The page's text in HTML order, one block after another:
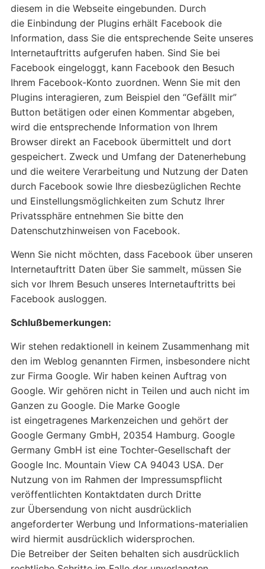
diesem in die Webseite eingebunden. Durch
die Einbindung der Plugins erhält Facebook die
Information, dass Sie die entsprechende Seite unseres
Internetauftritts aufgerufen haben. Sind Sie bei
Facebook eingeloggt, kann Facebook den Besuch
Ihrem Facebook-Konto zuordnen. Wenn Sie mit den
Plugins interagieren, zum Beispiel den “Gefällt mir”
Button betätigen oder einen Kommentar abgeben,
wird die entsprechende Information von Ihrem
Browser direkt an Facebook übermittelt und dort
gespeichert. Zweck und Umfang der Datenerhebung
und die weitere Verarbeitung und Nutzung der Daten
durch Facebook sowie Ihre diesbezüglichen Rechte
und Einstellungsmöglichkeiten zum Schutz Ihrer
Privatssphäre entnehmen Sie bitte den
Datenschutzhinweisen von Facebook.
Wenn Sie nicht möchten, dass Facebook über unseren
Internetauftritt Daten über Sie sammelt, müssen Sie
sich vor Ihrem Besuch unseres Internetauftritts bei
Facebook ausloggen.
Schlußbemerkungen:
Wir stehen redaktionell in keinem Zusammenhang mit
den im Weblog genannten Firmen, insbesondere nicht
zur Firma Google. Wir haben keinen Auftrag von
Google. Wir gehören nicht in Teilen und auch nicht im
Ganzen zu Google. Die Marke Google
ist eingetragenes Markenzeichen und gehört der
Google Germany GmbH, 20354 Hamburg. Google
Germany GmbH ist eine Tochter-Gesellschaft der
Google Inc. Mountain View CA 94043 USA. Der
Nutzung von im Rahmen der Impressumspflicht
veröffentlichten Kontaktdaten durch Dritte
zur Übersendung von nicht ausdrücklich
angeforderter Werbung und Informations-materialien
wird hiermit ausdrücklich widersprochen.
Die Betreiber der Seiten behalten sich ausdrücklich